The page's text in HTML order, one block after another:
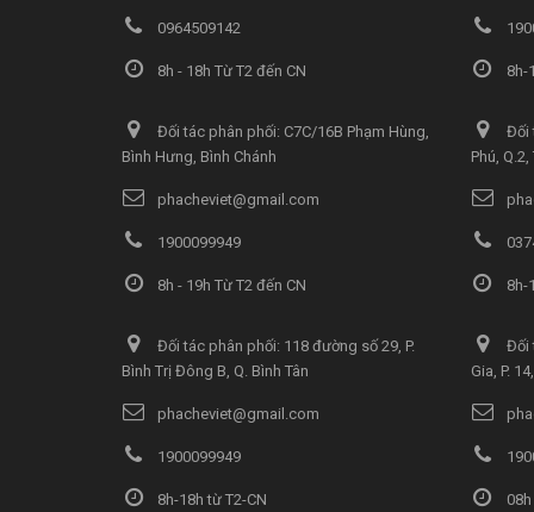
0964509142
8h - 18h Từ T2 đến CN 8h-
Đối tác phân phối: C7C/16B Phạm Hùng,
Bình Hưng, Bình Chánh
phacheviet@gmail.com
1900099949
8h - 19h Từ T2 đến CN
Đối
Phú,
8h-
Đối tác phân phối: 118 đường số 29, P.
Bình Trị Đông B, Q. Bình Tân
phacheviet@gmail.com
1900099949
8h-18h từ T2-CN
Đối
Gia, P.